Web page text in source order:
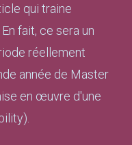
qui traine
fait, ce sera un
réellement
année de Master
en œuvre d'une